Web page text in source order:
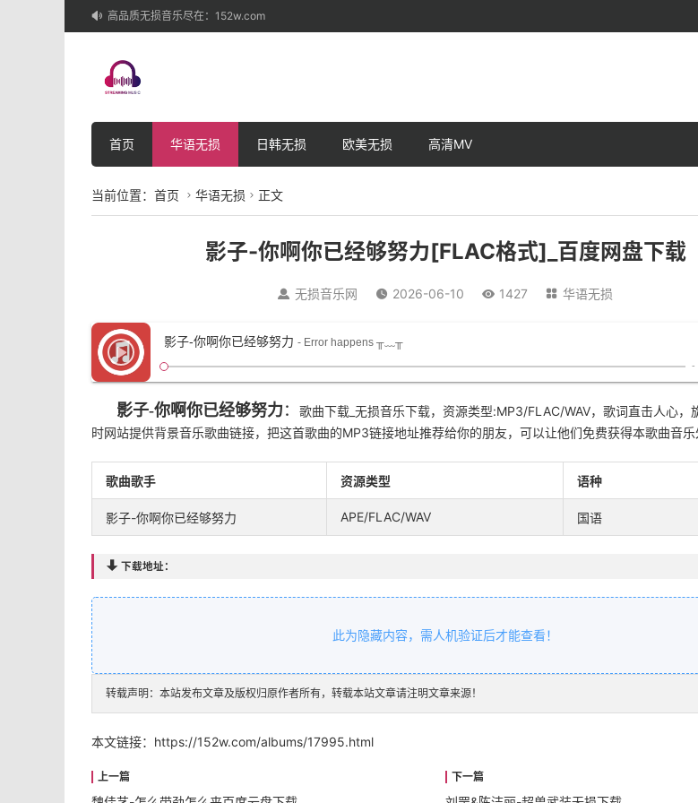
 高品质无损音乐尽在：152w.com
首页 华语无损 日韩无损 欧美无损 高清MV
当前位置： 首页  华语无损  正文
影子-你啊你已经够努力[FLAC格式]_百度网盘下载
 无损音乐网  2026-06-10  1427  华语无损
影子-你啊你已经够努力 - Error happens ╥﹏╥
-
影子-你啊你已经够努力 ： 歌曲下载_无损音乐下载，资源类型:MP3/FLAC/WAV，歌词直击人心，
时网站提供背景音乐歌曲链接，把这首歌曲的MP3链接地址推荐给你的朋友，可以让他们免费获得本歌曲音乐
歌曲歌手 资源类型 语种
影子-你啊你已经够努力 APE/FLAC/WAV 国语
 下载地址：
此为隐藏内容，需人机验证后才能查看！
转载声明：本站发布文章及版权归原作者所有，转载本站文章请注明文章来源！
本文链接： https://152w.com/albums/17995.html